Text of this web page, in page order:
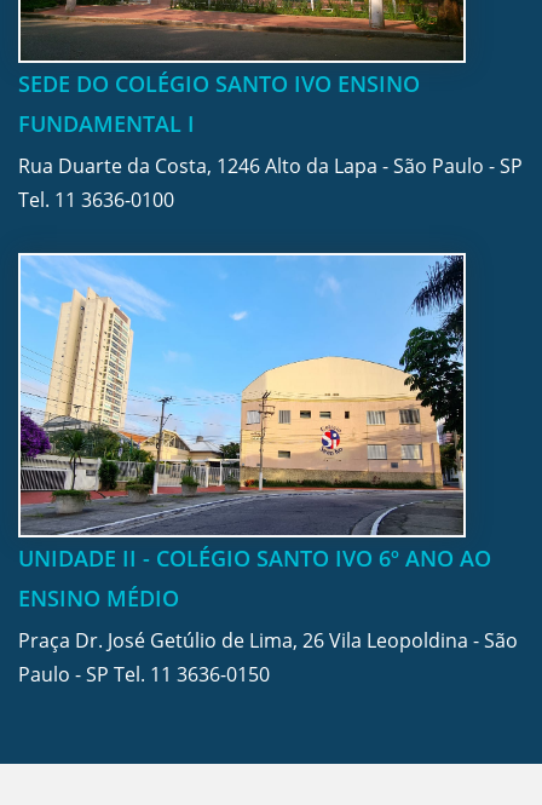
SEDE DO COLÉGIO SANTO IVO ENSINO
FUNDAMENTAL I
Rua Duarte da Costa, 1246 Alto da Lapa - São Paulo - SP
Tel. 11 3636-0100
UNIDADE II - COLÉGIO SANTO IVO 6º ANO AO
ENSINO MÉDIO
Praça Dr. José Getúlio de Lima, 26 Vila Leopoldina - São
Paulo - SP Tel. 11 3636-0150